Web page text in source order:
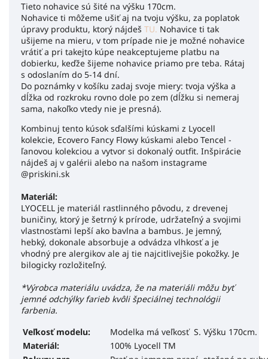
Tieto nohavice sú šité na výšku 170cm.
Nohavice ti môžeme ušiť aj na tvoju výšku, za poplatok
úpravy produktu, ktorý nájdeš TU. Nohavice ti tak
ušijeme na mieru, v tom prípade nie je možné nohavice
vrátiť a pri takejto kúpe neakceptujeme platbu na
dobierku, keďže šijeme nohavice priamo pre teba. Rátaj
s odoslaním do 5-14 dní.
Do poznámky v košíku zadaj svoje miery: tvoja výška a
dĺžka od rozkroku rovno dole po zem (dĺžku si nemeraj
sama, nakoľko vtedy nie je presná).
Kombinuj tento kúsok sďalšími kúskami z Lyocell
kolekcie, Ecovero Fancy Flowy kúskami alebo Tencel -
ľanovou kolekciou a vytvor si dokonalý outfit. Inšpirácie
nájdeš aj v galérii alebo na našom instagrame
@priskini.sk
Materiál:
LYOCELL je materiál rastlinného pôvodu, z drevenej
buničiny, ktorý je šetrný k prírode, udržateľný a svojimi
vlastnosťami lepší ako bavlna a bambus. Je jemný,
hebký, dokonale absorbuje a odvádza vlhkosť a je
vhodný pre alergikov ale aj tie najcitlivejšie pokožky. Je
bilogicky rozložiteľný.
*Výrobca materiálu uvádza, že na materiáli môžu byť
jemné odchýlky farieb kvôli špeciálnej technológii
farbenia.
Veľkosť modelu:
Modelka má veľkosť S. Výšku 170cm.
Materiál:
100% Lyocell TM